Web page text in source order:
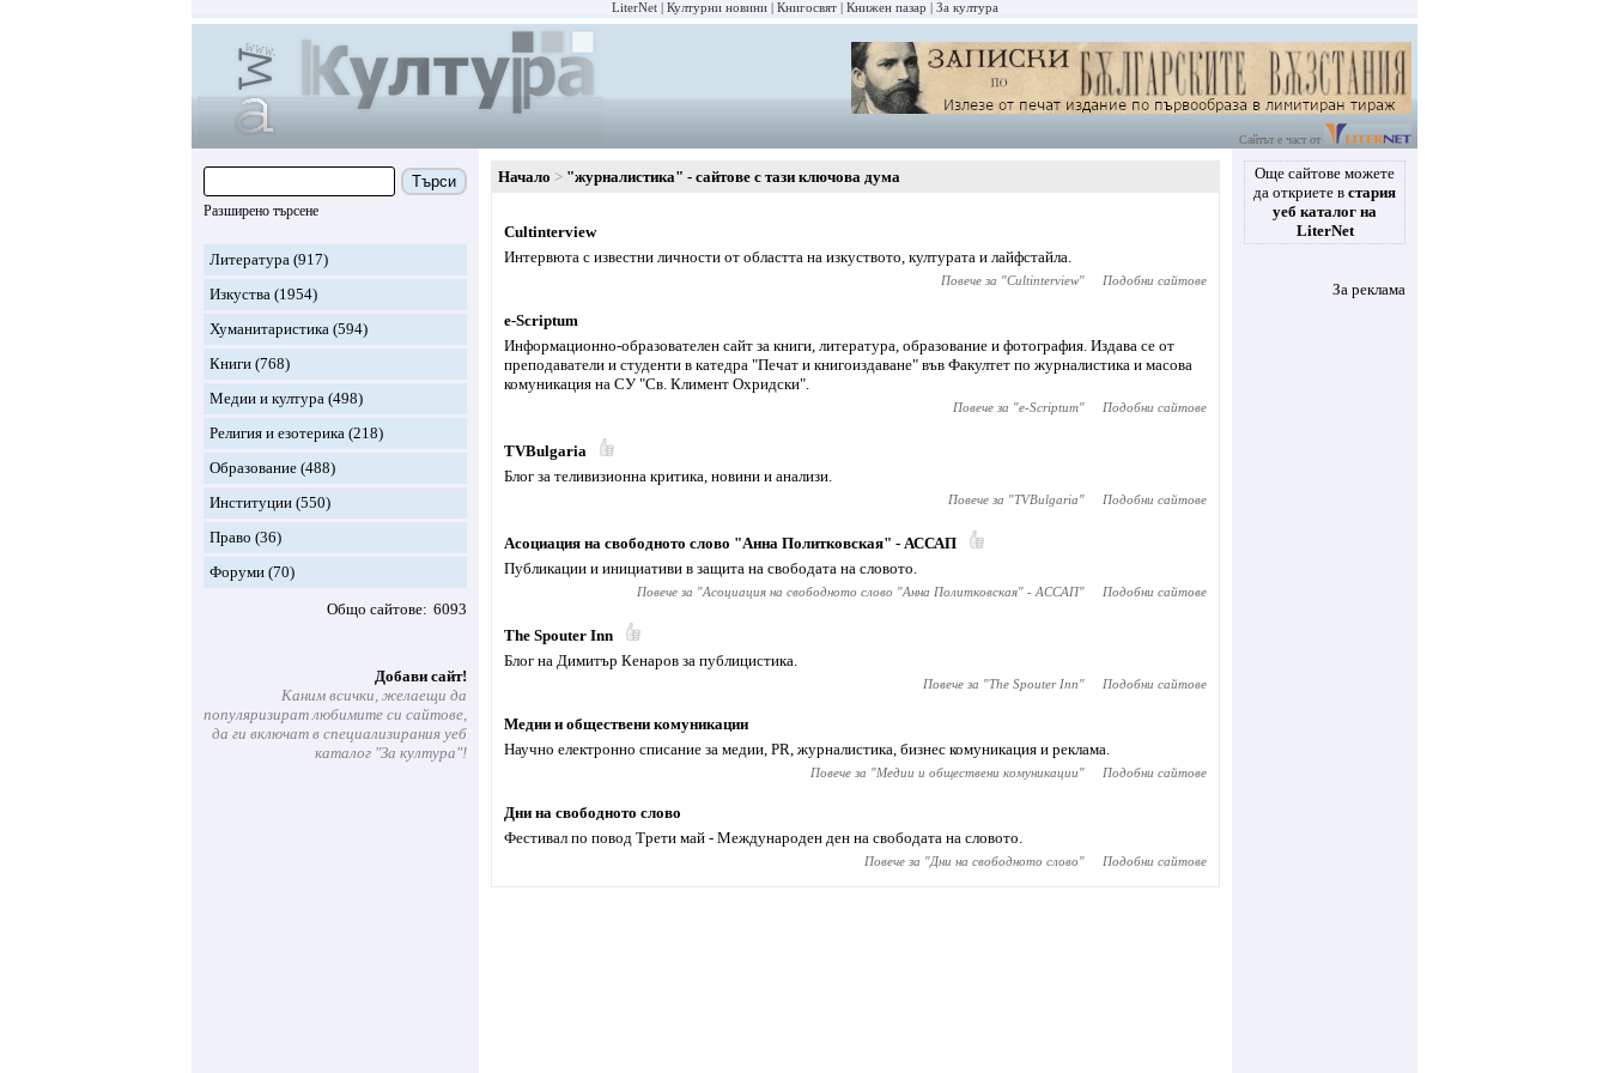
LiterNet Културни новини Книгосвят Книжен пазар За култура
Сайтът е част от
Търси
Разширено търсене
Литература (917)
Изкуства (1954)
Хуманитаристика (594)
Книги (768)
Медии и култура (498)
Религия и езотерика (218)
Образование (488)
Институции (550)
Право (36)
Форуми (70)
Общо сайтове 6093
Добави сайт!
Каним всички, желаещи да
популяризират любимите си сайтове,
да ги включат в специализирания уеб
каталог "За култура"!
Начало "журналистика" - сайтове с тази ключова дума
Cultinterview
Интервюта с известни личности от областта на изкуството, културата и лайфстайла.
Повече за "Cultinterview" Подобни сайтове
e-Scriptum
Информационно-образователен сайт за книги, литература, образование и фотография. Издава се от
преподаватели и студенти в катедра "Печат и книгоиздаване" във Факултет по журналистика и масова
комуникация на СУ "Св. Климент Охридски".
Повече за "e-Scriptum" Подобни сайтове
TVBulgaria
Блог за теливизионна критика, новини и анализи.
Повече за "TVBulgaria" Подобни сайтове
Асоциация на свободното слово "Анна Политковская" - АССАП
Публикации и инициативи в защита на свободата на словото.
Повече за "Асоциация на свободното слово "Анна Политковская" - АССАП" Подобни сайтове
The Spouter Inn
Блог на Димитър Кенаров за публицистика.
Повече за "The Spouter Inn" Подобни сайтове
Медии и обществени комуникации
Научно електронно списание за медии, PR, журналистика, бизнес комуникация и реклама.
Повече за "Медии и обществени комуникации" Подобни сайтове
Дни на свободното слово
Фестивал по повод Трети май - Международен ден на свободата на словото.
Повече за "Дни на свободното слово" Подобни сайтове
Още сайтове можете
да откриете в стария
уеб каталог на
LiterNet
За реклама